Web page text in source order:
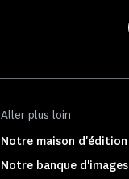
Aller plus loin
Notre maison d'édition
Notre banque d'images